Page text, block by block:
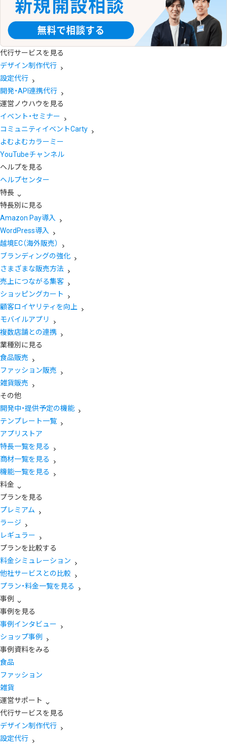
代行サービスを見る
デザイン制作代行
設定代行
開発・API連携代行
運営ノウハウを見る
イベント・セミナー
コミュニティイベントCarty
よむよむカラーミー
YouTubeチャンネル
ヘルプを見る
ヘルプセンター
特長
特長別に見る
Amazon Pay導入
WordPress導入
越境EC（海外販売）
ブランディングの強化
さまざまな販売方法
売上につながる集客
ショッピングカート
顧客ロイヤリティを向上
モバイルアプリ
複数店舗との連携
業種別に見る
食品販売
ファッション販売
雑貨販売
その他
開発中・提供予定の機能
テンプレート一覧
アプリストア
特長一覧を見る
商材一覧を見る
機能一覧を見る
料金
プランを見る
プレミアム
ラージ
レギュラー
プランを比較する
料金シミュレーション
他社サービスとの比較
プラン・料金一覧を見る
事例
事例を見る
事例インタビュー
ショップ事例
事例資料をみる
食品
ファッション
雑貨
運営サポート
代行サービスを見る
デザイン制作代行
設定代行